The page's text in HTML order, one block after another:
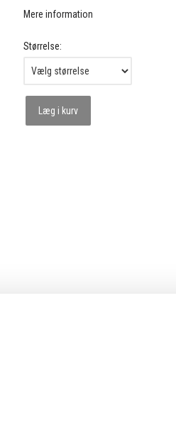
Mere information
Størrelse:
Læg i kurv